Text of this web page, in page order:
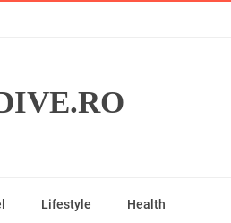
Lifestyle Health